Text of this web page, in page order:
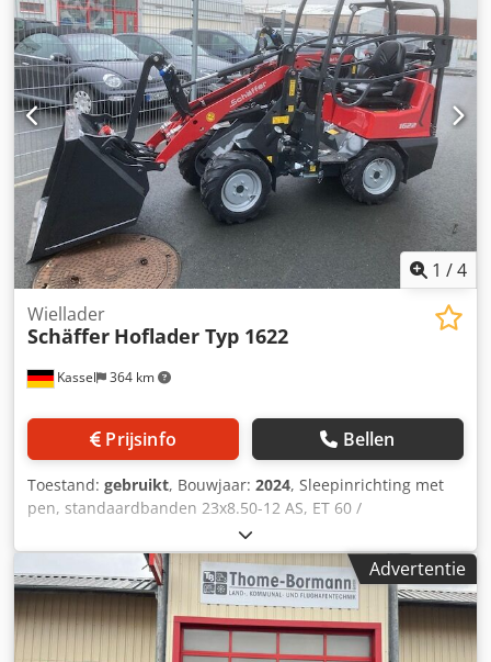
1 /4
Kassel 364 km
Wiellader
Schäffer Hoflader Typ 1622
Prijsinfo Bellen
Toestand: gebruikt, Bouwjaar: 2024, Sleepinrichting met
pen, standaardbanden 23x8.50-12 AS, ET 60 /
aanbouwframe voor wiellader-WS type SWH, hydraulische
lichtgoedbak mini, rechthoekig 0,90 m / 315 l met
bestuurdersbeschermdak, Kubota dieselmotor D902 16,2
kW = 22 pk, First Edition uitrusting. Djdpfx Aorxr N Ueb
Rsck
Advertentie